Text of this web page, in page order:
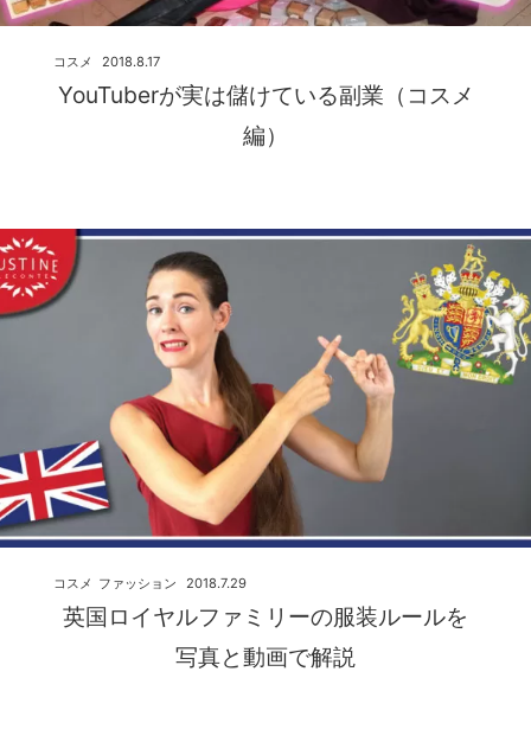
YouTuberが実は儲けている副業（コスメ
編）
2018.8.17
コスメ
英国ロイヤルファミリーの服装ルールを
写真と動画で解説
2018.7.29
コスメ ファッション